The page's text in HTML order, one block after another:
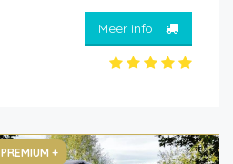
Meer info
PREMIUM +